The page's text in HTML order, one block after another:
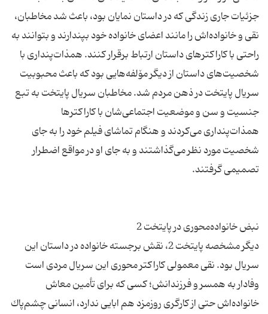
جزئیات جاری زندگی كه در داستان نمایان بود، باعث شد مخاطبان،
نقی و خانواده‌اش را مانند اعضای خانواده خود بپندارند و بتوانند به
راحتی با كاراكترهای داستان ارتباط برقرار كنند. همذات‌پنداری با
شخصیت‌های داستان از دیگر مۆلفه‌هایی بود كه باعث محبوبیت
سریال پایتخت در ذهن مردم شد. مخاطبان سریال پایتخت به تبع
جنسیت و سن و موضعیت اجتماعی‌شان با كاراكترها
همذات‌پنداری می‌كردند و هنگام تماشای فیلم خود را به جای
شخصیت مورد نظر می‌گذاشتند و به جای او در مواقع اضطرار
دیگر مشخصه پایتخت 2، نقش برجسته خانواده در داستان این
سریال بود. نقی معمولی كاراكتر محوری این سریال مردی است
وفادار به همسر و فرزندانش؛ كسی كه برای تأمین معاش
خانواده‌اش حتی از كارگری روزمزد هم ابایی ندارد، انسانی چشم‌پاك